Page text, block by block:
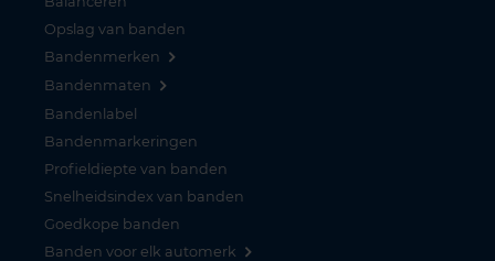
Opslag van banden
Bandenmerken
Bandenmaten
Bandenlabel
Bandenmarkeringen
Profieldiepte van banden
Snelheidsindex van banden
Goedkope banden
Banden voor elk automerk